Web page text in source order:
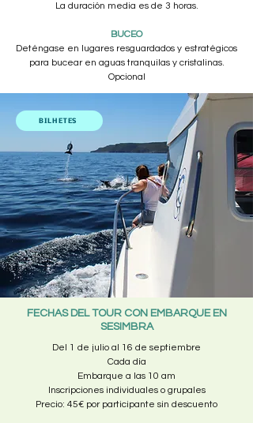
La duración media es de 3 horas.
BUCEO
Deténgase en lugares resguardados y estratégicos
para bucear en aguas tranquilas y cristalinas.
Opcional
BILHETES
FECHAS DEL TOUR CON EMBARQUE EN
SESIMBRA
Del 1 de julio al 16 de septiembre
Cada día
Embarque a las 10 am
Inscripciones individuales o grupales
Precio: 45€ por participante sin descuento